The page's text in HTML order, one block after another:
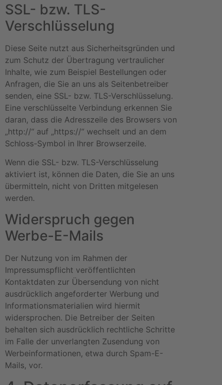
SSL- bzw. TLS-
Verschlüsselung
Diese Seite nutzt aus Sicherheitsgründen und
zum Schutz der Übertragung vertraulicher
Inhalte, wie zum Beispiel Bestellungen oder
Anfragen, die Sie an uns als Seitenbetreiber
senden, eine SSL- bzw. TLS-Verschlüsselung.
Eine verschlüsselte Verbindung erkennen Sie
daran, dass die Adresszeile des Browsers von
„http://“ auf „https://“ wechselt und an dem
Schloss-Symbol in Ihrer Browserzeile.
Wenn die SSL- bzw. TLS-Verschlüsselung
aktiviert ist, können die Daten, die Sie an uns
übermitteln, nicht von Dritten mitgelesen
werden.
Widerspruch gegen
Werbe-E-Mails
Der Nutzung von im Rahmen der
Impressumspflicht veröffentlichten
Kontaktdaten zur Übersendung von nicht
ausdrücklich angeforderter Werbung und
Informationsmaterialien wird hiermit
widersprochen. Die Betreiber der Seiten
behalten sich ausdrücklich rechtliche Schritte
im Falle der unverlangten Zusendung von
Werbeinformationen, etwa durch Spam-E-
Mails, vor.